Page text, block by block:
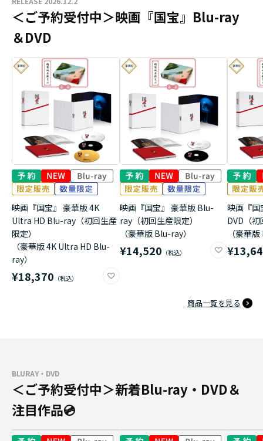
＜ご予約受付中＞映画『国宝』Blu-ray
＆DVD
映画『国宝』 豪華版 4K
Ultra HD Blu-ray（初回生産
限定）
（豪華版 4K Ultra HD Blu-
ray）
¥18,370
映画『国宝』 豪華版 Blu-
ray（初回生産限定）
（豪華版 Blu-ray）
¥14,520
映画『国
DVD（
（豪華
商品一覧を見る
BLURAY・DVD
＜ご予約受付中＞新着Blu-ray・DVD＆
注目作品💿